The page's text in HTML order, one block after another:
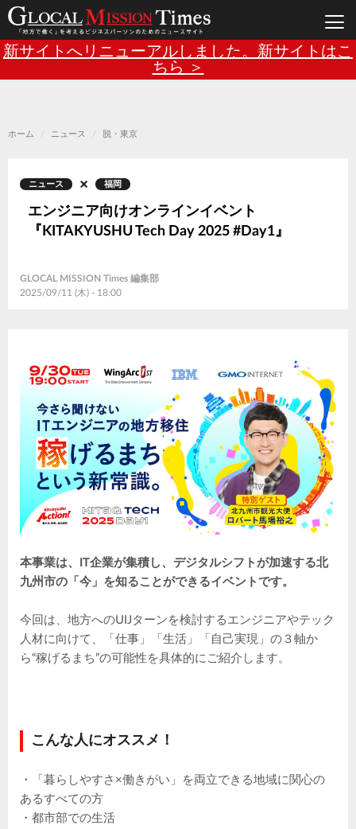
メ
イ
ン
移
動
Main
新サイトへリニューアルしました。新サイトはこ
ちら ＞
ホーム ニュース 脱・東京
ニュース 福岡
エンジニア向けオンラインイベント
『KITAKYUSHU Tech Day 2025 #Day1』
GLOCAL MISSION Times 編集部
2025/09/11 (木) - 18:00
本事業は、IT企業が集積し、デジタルシフトが加速する北
九州市の「今」を知ることができるイベントです。
今回は、地方へのUIJターンを検討するエンジニアやテック
人材に向けて、「仕事」「生活」「自己実現」の３軸か
ら“稼げるまち”の可能性を具体的にご紹介します。
こんな人にオススメ！
・「暮らしやすさ×働きがい」を両立できる地域に関心の
あるすべての方
・都市部での生活